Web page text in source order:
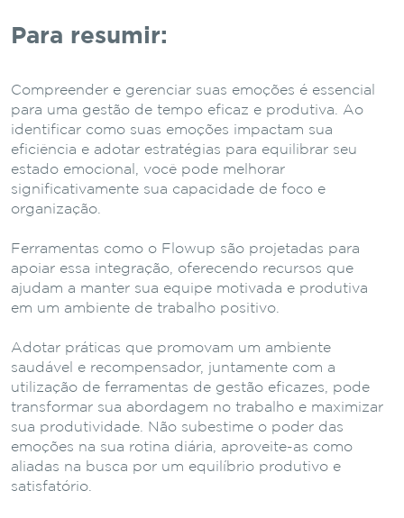
Para resumir:
Compreender e gerenciar suas emoções é essencial
para uma gestão de tempo eficaz e produtiva. Ao
identificar como suas emoções impactam sua
eficiência e adotar estratégias para equilibrar seu
estado emocional, você pode melhorar
significativamente sua capacidade de foco e
organização.
Ferramentas como o Flowup são projetadas para
apoiar essa integração, oferecendo recursos que
ajudam a manter sua equipe motivada e produtiva
em um ambiente de trabalho positivo.
Adotar práticas que promovam um ambiente
saudável e recompensador, juntamente com a
utilização de ferramentas de gestão eficazes, pode
transformar sua abordagem no trabalho e maximizar
sua produtividade. Não subestime o poder das
emoções na sua rotina diária, aproveite-as como
aliadas na busca por um equilíbrio produtivo e
satisfatório.